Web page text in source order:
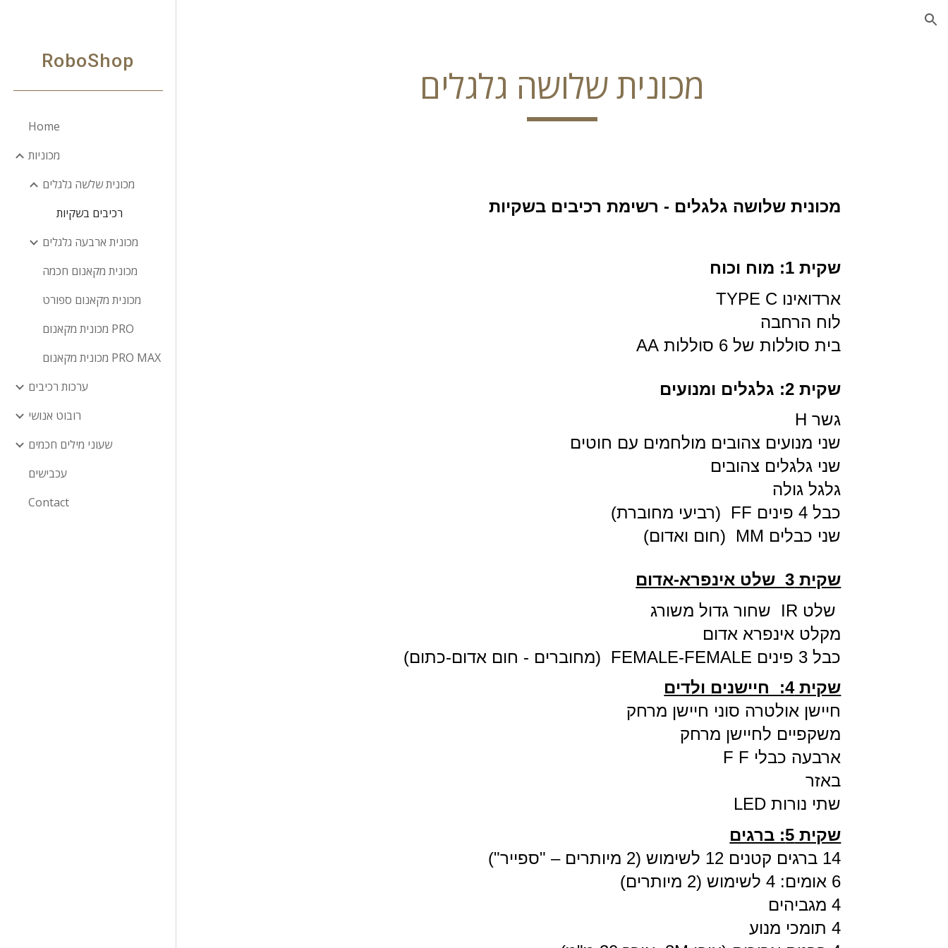
RoboShop
Home
מכוניות
מכונית שלשה גלגלים
רכיבים בשקיות
מכונית ארבעה גלגלים
מכונית מקאנום חכמה
מכונית מקאנום ספורט
מכונית מקאנום PRO
מכונית מקאנום PRO MAX
ערכות רכיבים
רובוט אנושי
שעוני מילים חכמים
עכבישים
Contact
מכונית שלושה גלגלים
מכונית שלושה גלגלים - רשימת רכיבים בשקיות
שקית 1: מוח וכוח
ארדואינו TYPE C
לוח הרחבה
בית סוללות של 6 סוללות AA
שקית 2: גלגלים ומנועים
גשר H
שני מנועים צהובים מולחמים עם חוטים
שני גלגלים צהובים
גלגל גולה
כבל 4 פינים FF (רביעי מחוברת)
שני כבלים MM (חום ואדום)
שקית 3 שלט אינפרא-אדום
שלט IR שחור גדול משורג
מקלט אינפרא אדום
כבל 3 פינים FEMALE-FEMALE (מחוברים - חום אדום-כתום)
שקית 4: חיישנים ולדים
חיישן אולטרה סוני חיישן מרחק
משקפיים לחיישן מרחק
ארבעה כבלי F F
באזר
שתי נורות LED
שקית 5: ברגים
14 ברגים קטנים 12 לשימוש (2 מיותרים – "ספייר")
6 אומים: 4 לשימוש (2 מיותרים)
4 מגביהים
4 תומכי מנוע